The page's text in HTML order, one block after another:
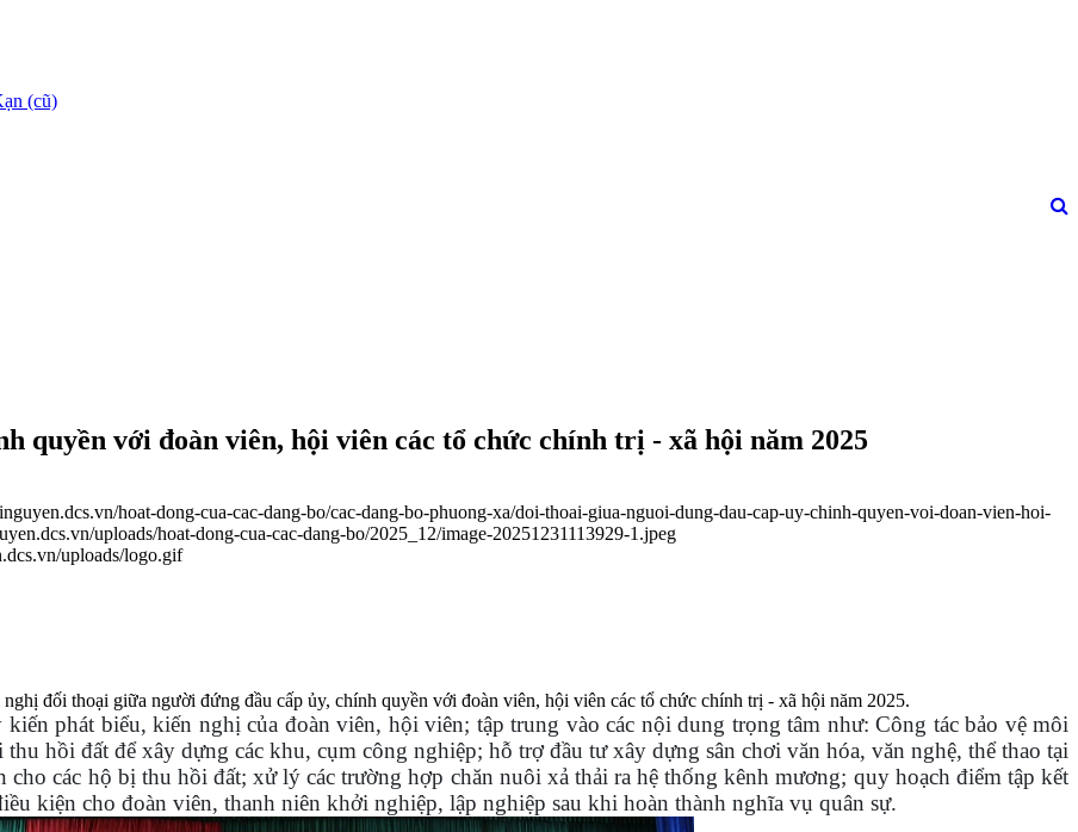
(cũ)
quyền với đoàn viên, hội viên các tổ chức chính trị - xã hội năm 2025
hoat-dong-cua-cac-dang-bo/cac-dang-bo-phuong-xa/doi-thoai-giua-nguoi-dung-dau-cap-uy-chinh-quyen-voi-doan-vien-hoi-
uploads/hoat-dong-cua-cac-dang-bo/2025_12/image-20251231113929-1.jpeg
uploads/logo.gif
đối thoại giữa người đứng đầu cấp ủy, chính quyền với đoàn viên, hội viên các tổ chức chính trị - xã hội năm 2025.
phát biểu, kiến nghị của đoàn viên, hội viên; tập trung vào các nội dung trọng tâm như: Công tác bảo vệ môi
hồi đất để xây dựng các khu, cụm công nghiệp; hỗ trợ đầu tư xây dựng sân chơi văn hóa, văn nghệ, thể thao tại
các hộ bị thu hồi đất; xử lý các trường hợp chăn nuôi xả thải ra hệ thống kênh mương; quy hoạch điểm tập kết
kiện cho đoàn viên, thanh niên khởi nghiệp, lập nghiệp sau khi hoàn thành nghĩa vụ quân sự.